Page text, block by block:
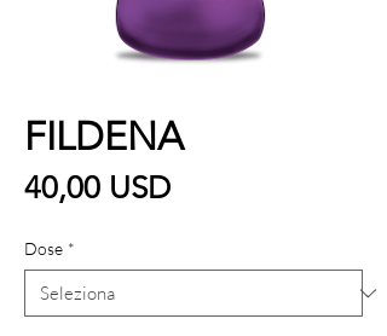
FILDENA
40,00 USDPrezzo
Dose *